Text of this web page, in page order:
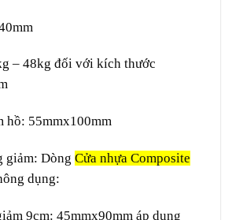
– 48kg đối với kích thước
hồ: 55mmx100mm
giảm: Dòng Cửa nhựa Composite
dụng:
9cm: 45mmx90mm áp dụng